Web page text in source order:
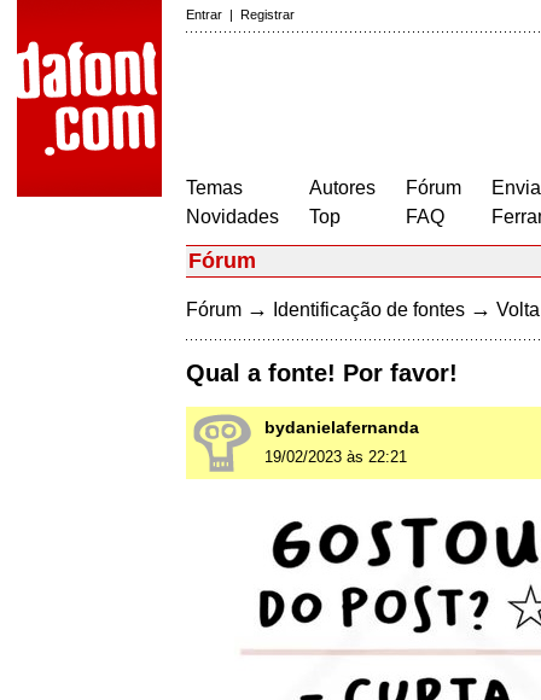
Entrar | Registrar
Temas
Novidades
Autores
Top
Fórum
FAQ
Fórum
Fórum → Identificação de fontes →
Qual a fonte! Por favor!
bydanielafernanda
19/02/2023 às 22:21